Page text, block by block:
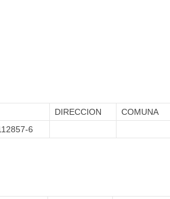
DIRECCION
COMUNA
6